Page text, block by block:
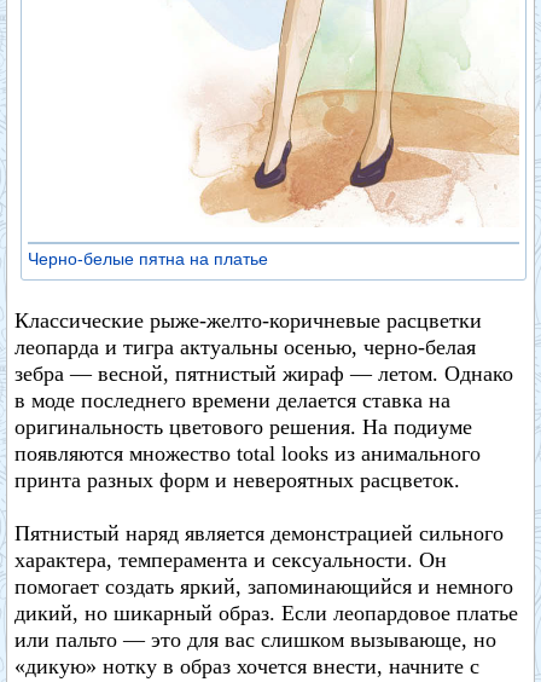
Черно-белые пятна на платье
Классические рыже-желто-коричневые расцветки
леопарда и тигра актуальны осенью, черно-белая
зебра — весной, пятнистый жираф — летом. Однако
в моде последнего времени делается ставка на
оригинальность цветового решения. На подиуме
появляются множество total looks из анимального
принта разных форм и невероятных расцветок.
Пятнистый наряд является демонстрацией сильного
характера, темперамента и сексуальности. Он
помогает создать яркий, запоминающийся и немного
дикий, но шикарный образ. Если леопардовое платье
или пальто — это для вас слишком вызывающе, но
«дикую» нотку в образ хочется внести, начните с